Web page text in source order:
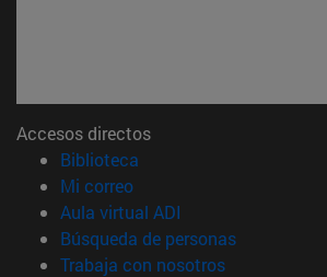
Accesos directos
Biblioteca
Mi correo(abre en nueva ventana)
Aula virtual ADI
Búsqueda de personas(abre en
Trabaja con nosotros(abre en